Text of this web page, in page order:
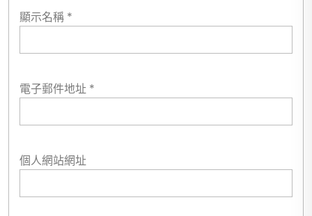
顯示名稱 *
電子郵件地址 *
個人網站網址